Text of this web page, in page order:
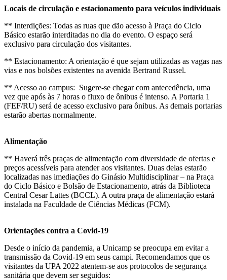
Locais de circulação e estacionamento para veículos individuais
** Interdições: Todas as ruas que dão acesso à Praça do Ciclo
Básico estarão interditadas no dia do evento. O espaço será
exclusivo para circulação dos visitantes.
** Estacionamento: A orientação é que sejam utilizadas as vagas nas
vias e nos bolsões existentes na avenida Bertrand Russel.
** Acesso ao campus: Sugere-se chegar com antecedência, uma
vez que após às 7 horas o fluxo de ônibus é intenso. A Portaria 1
(FEF/RU) será de acesso exclusivo para ônibus. As demais portarias
estarão abertas normalmente.
Alimentação
** Haverá três praças de alimentação com diversidade de ofertas e
preços acessíveis para atender aos visitantes. Duas delas estarão
localizadas nas imediações do Ginásio Multidisciplinar – na Praça
do Ciclo Básico e Bolsão de Estacionamento, atrás da Biblioteca
Central Cesar Lattes (BCCL). A outra praça de alimentação estará
instalada na Faculdade de Ciências Médicas (FCM).
Orientações contra a Covid-19
Desde o início da pandemia, a Unicamp se preocupa em evitar a
transmissão da Covid-19 em seus campi. Recomendamos que os
visitantes da UPA 2022 atentem-se aos protocolos de segurança
sanitária que devem ser seguidos: